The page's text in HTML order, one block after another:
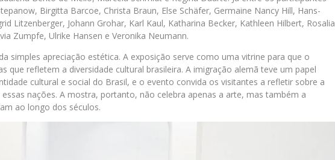
Birgitta Barcoe, Christa Braun, Else Schäfer, Germaine Nancy Hill, Hans-
Litzenberger, Johann Grohar, Karl Kaul, Katharina Becker, Kathleen Hilbert, Rosalia
Zumpfe, Ulrike Hansen e Veronika Neumann.
simples apreciação estética. A exposição serve como uma vitrine para que o
que refletem a diversidade cultural brasileira. A imigração alemã teve um papel
cultural e social do Brasil, e o evento convida os visitantes a refletir sobre a
nações. A mostra, portanto, não celebra apenas a arte, mas também a
ao longo dos séculos.